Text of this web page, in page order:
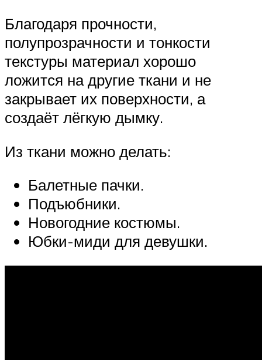
Благодаря прочности,
полупрозрачности и тонкости
текстуры материал хорошо
ложится на другие ткани и не
закрывает их поверхности, а
создаёт лёгкую дымку.
Из ткани можно делать:
Балетные пачки.
Подъюбники.
Новогодние костюмы.
Юбки-миди для девушки.